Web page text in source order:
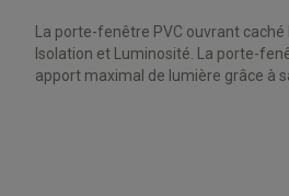
La porte-fenêtre PVC ouvrant caché
Isolation et Luminosité. La porte-
apport maximal de lumière grâce à